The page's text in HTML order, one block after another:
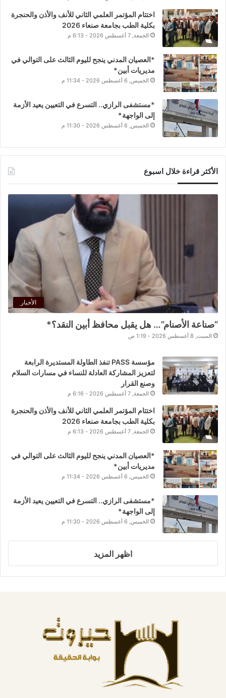
اختتام المؤتمر العلمي الثاني للأنف والأذن والحنجرة
بكلية الطب بجامعة صنعاء 2026
الجمعة, 7 أغسطس 2026 - 6:13 م
*العصيان المدني ينجح لليوم الثالث على التوالي في
مديريات أبين*
الخميس, 6 أغسطس 2026 - 11:34 م
*مستشفى الرازي.. التسرع في التعيين يعيد الأزمة
إلى الواجهة*
الخميس, 6 أغسطس 2026 - 11:30 م
الأكثر قراءة خلال اسبوع
الأخبار
“صناعة الأصنام”… هل يقبل محافظ أبين النقد؟*
السبت, 8 أغسطس 2026 - 1:19 ص
مؤسسة PASS تنفذ الطاولة المستديرة الرابعة
لتعزيز المشاركة العادلة للنساء في مسارات السلام
وصنع القرار
الجمعة, 7 أغسطس 2026 - 6:16 م
اختتام المؤتمر العلمي الثاني للأنف والأذن والحنجرة
بكلية الطب بجامعة صنعاء 2026
الجمعة, 7 أغسطس 2026 - 6:13 م
*العصيان المدني ينجح لليوم الثالث على التوالي في
مديريات أبين*
الخميس, 6 أغسطس 2026 - 11:34 م
*مستشفى الرازي.. التسرع في التعيين يعيد الأزمة
إلى الواجهة*
الخميس, 6 أغسطس 2026 - 11:30 م
اظهر المزيد